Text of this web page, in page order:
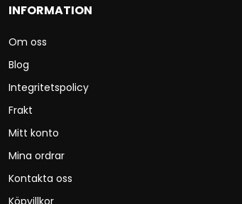
INFORMATION
Om oss
Blog
Integritetspolicy
Frakt
Mitt konto
Mina ordrar
Kontakta oss
Köpvillkor